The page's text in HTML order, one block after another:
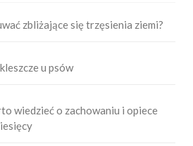
zbliżające się trzęsienia ziemi?
u psów
wiedzieć o zachowaniu i opiece